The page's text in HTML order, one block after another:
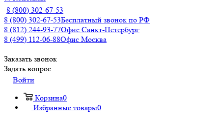
8 (800) 302-67-53
8 (800) 302-67-53Бесплатный звонок по РФ
8 (812) 244-93-77Офис Санкт-Петербург
8 (499) 112-06-88Офис Москва
Заказать звонок
Задать вопрос
Войти
Корзина0
Избранные товары0